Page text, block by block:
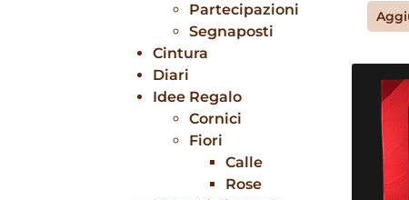
Partecipazioni
Segnaposti
Cintura
Diari
Idee Regalo
Cornici
Fiori
Calle
Rose